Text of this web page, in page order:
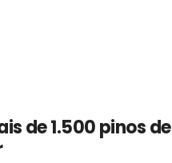
de 1.500 pinos de